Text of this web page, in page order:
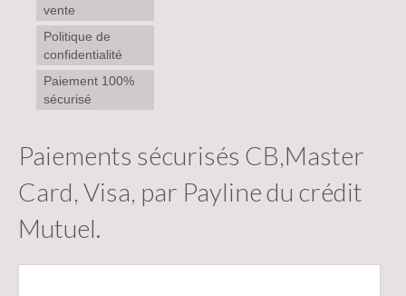
vente
Politique de
confidentialité
Paiement 100%
sécurisé
Paiements sécurisés CB,Master
Card, Visa, par Payline du crédit
Mutuel.